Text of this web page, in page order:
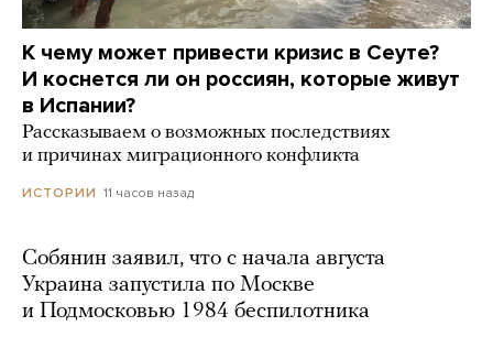
К чему может привести кризис в Сеуте?
И коснется ли он россиян, которые живут
в Испании?
Рассказываем о возможных последствиях
и причинах миграционного конфликта
ИСТОРИИ 11 часов назад
Собянин заявил, что с начала августа
Украина запустила по Москве
и Подмосковью 1984 беспилотника